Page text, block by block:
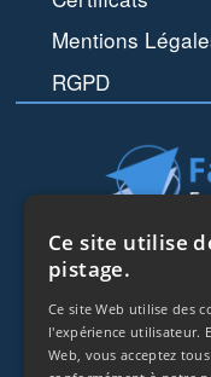
Mentions
RGPD
Ce site utilise
pistage.
Ce site Web utilise des
l'expérience utilisateur.
Web, vous acceptez